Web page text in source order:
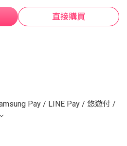
直接購買
Pay / LINE Pay / 悠遊付 /